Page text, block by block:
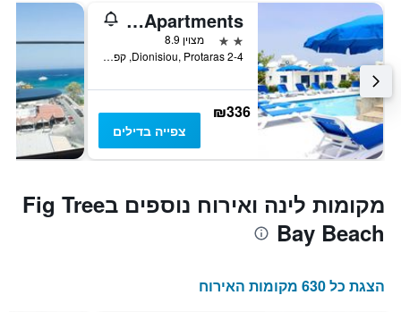
Flokkas Hotel Apartments
2 כוכבים
מצוין 8.9
2-4 Dionisiou, Protaras, קפריסין
₪336
צפייה בדילים
מקומות לינה ואירוח נוספים בFig Tree
Bay Beach
הצגת כל 630 מקומות האירוח